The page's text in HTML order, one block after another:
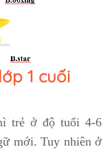
1 cuối
trẻ ở độ tuổi 4-6
mới. Tuy nhiên ở